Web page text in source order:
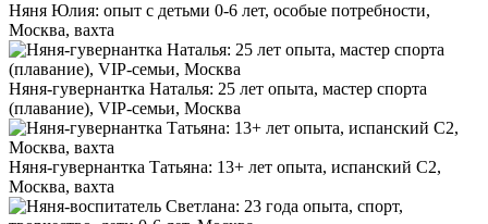
Няня Юлия: опыт с детьми 0-6 лет, особые потребности,
Москва, вахта
Няня-гувернантка Наталья: 25 лет опыта, мастер спорта
(плавание), VIP-семьи, Москва
Няня-гувернантка Татьяна: 13+ лет опыта, испанский C2,
Москва, вахта